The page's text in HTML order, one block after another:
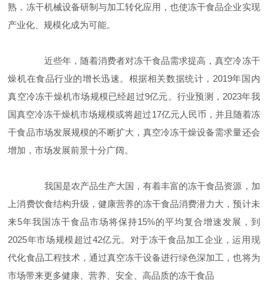
熟，冻干机械设备研制与加工转化应用，也使冻干食品企业实现
产业化、规模化成为可能。
近些年，随着消费者对冻干食品需求提高，真空冷冻干
燥机在食品行业的增长迅速。根据相关数据统计，2019年国内
真空冷冻干燥机市场规模已经超过9亿元。行业预测，2023年我
国真空冷冻干燥机市场规模或将超过17亿元人民币，并且随着冻
干食品市场发展规模的不断扩大，真空冷冻干燥设备需求量还会
增加，市场发展前景十分广阔。
我国是农产品生产大国，有着丰富的冻干食品资源，加
上消费饮食结构升级，健康营养的冻干食品消费潜力大，预计未
来5年我国冻干食品市场将保持15%的平均复合增速发展，到
2025年市场规模超过42亿元。对于冻干食品加工企业，运用现
代化食品工程技术，通过真空冻干设备进行绿色深加工，也将为
市场带来更多健康、营养、安全、高品质的冻干食品